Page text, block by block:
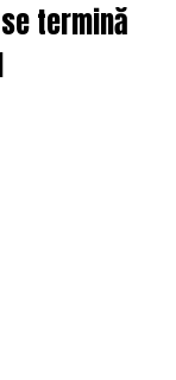
termină